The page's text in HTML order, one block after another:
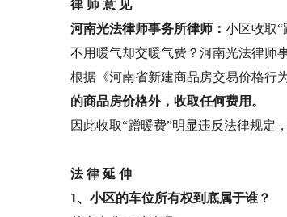
律 师 意 见
河南光法律师事务所律师： 小区收取“
不用暖气却交暖气费？河南光法律师
根据《河南省新建商品房交易价格行
的商品房价格外，收取任何费用。
因此收取“蹭暖费”明显违反法律规定
法 律 延 伸
1、小区的车位所有权到底属于谁？